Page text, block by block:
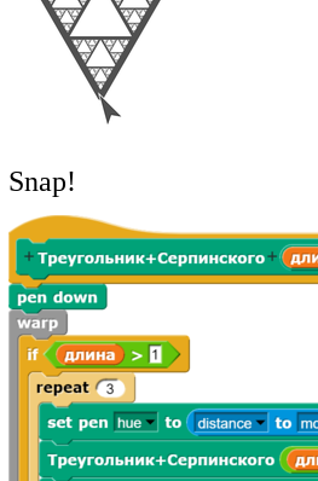
Snap!